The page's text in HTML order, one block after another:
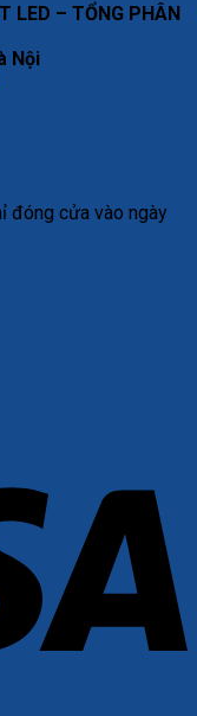
LED – TỔNG PHÂN
Nội
đóng cửa vào ngày